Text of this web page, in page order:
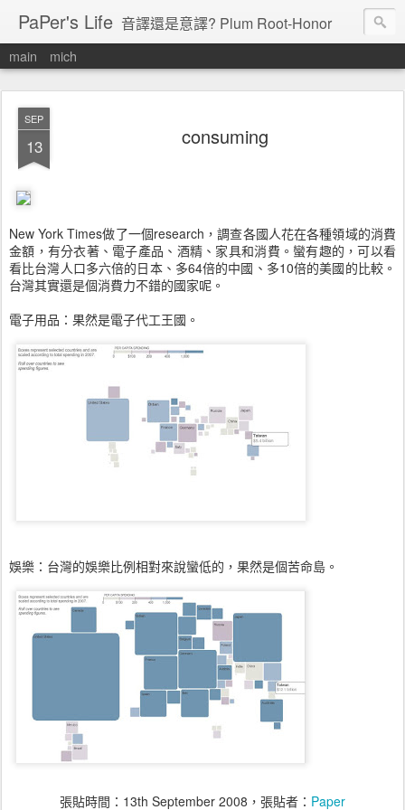
PaPer's Life 音譯還是意譯? Plum Root-Honor
main mich
SEP
13 consuming
New York Times做了一個research，調查各國人花在各種領域的消費
金額，有分衣著、電子產品、酒精、家具和消費。蠻有趣的，可以看
看比台灣人口多六倍的日本、多64倍的中國、多10倍的美國的比較。
台灣其實還是個消費力不錯的國家呢。
電子用品：果然是電子代工王國。
娛樂：台灣的娛樂比例相對來說蠻低的，果然是個苦命島。
張貼時間： 13th September 2008 ，張貼者： Paper